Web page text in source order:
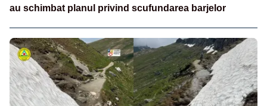
au schimbat planul privind scufundarea barjelor